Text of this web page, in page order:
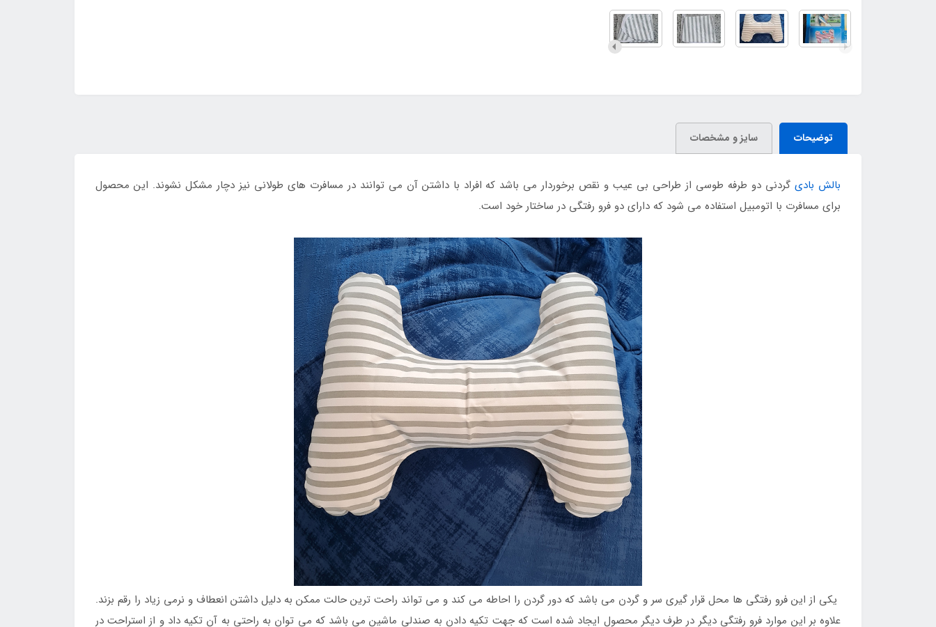
توضیحات سایز و مشخصات
بالش بادیگردنی دو طرفه طوسی از طراحی بی عیب و نقص برخوردار می باشد که افراد با داشتن آن می توانند در مسافرت های طولانی نیز دچار مشکل نشوند. این محصول
برای مسافرت با اتومبیل استفاده می شود که دارای دو فرو رفتگی در ساختار خود است.
یکی از این فرو رفتگی ها محل قرار گیری سر و گردن می باشد که دور گردن را احاطه می کند و می تواند راحت ترین حالت ممکن به دلیل داشتن انعطاف و نرمی زیاد را رقم بزند.
علاوه بر این موارد فرو رفتگی دیگر در طرف دیگر محصول ایجاد شده است که جهت تکیه دادن به صندلی ماشین می باشد که می توان به راحتی به آن تکیه داد و از استراحت در